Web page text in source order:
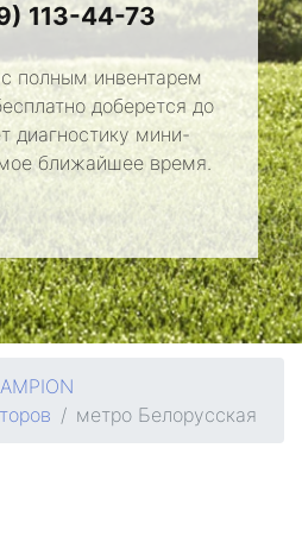
113-44-73
полным инвентарем
доберется до
диагностику мини-
ближайшее время.
метро Белорусская